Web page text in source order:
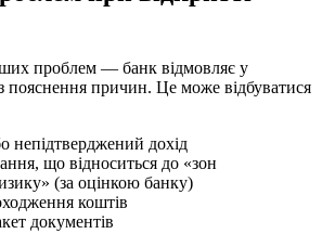
проблем — банк відмовляє у
пояснення причин. Це може відбуватися
непідтверджений дохід
що відноситься до «зон
(за оцінкою банку)
коштів
документів